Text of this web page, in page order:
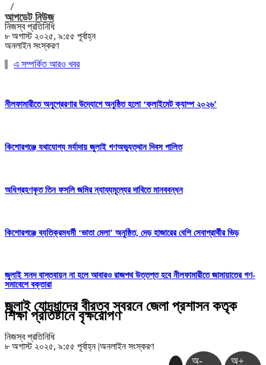
/
আপডেট নিউজ
নিজস্ব প্রতিনিধি
৮ অগাস্ট ২০২৫, ৯:৫৫ পূর্বাহ্ন
অনলাইন সংস্করণ
এ সম্পর্কিত আরও খবর
নীলফামারীতে অনুপ্রেরণার উদ্যোগে অনুষ্ঠিত হলো ‘ক্লাইমেট ক্যাম্প ২০২৬’
কিশোরগঞ্জে যথাযোগ্য মর্যাদায় জুলাই গণঅভ্যুত্থান দিবস পালিত
অধিগ্রহণকৃত তিন ফসলি জমির ন্যায্যমূল্যের দাবিতে মানববন্ধন
কিশোরগঞ্জে ব্যতিক্রমধর্মী ‘ভাতা মেলা’ অনুষ্ঠিত, দেড় হাজারের বেশি সেবাপ্রার্থীর ভিড়
জুলাই সনদ বাস্তবায়ন না হলে আবারও রাজপথ উত্তপ্ত হবে নীলফামারীতে জামায়াতের গণ-
সমাবেশে বক্তারা
জুলাই যোদ্ধাদের বীরত্ব স্বরনে জেলা প্রশাসন কতৃক
শিক্ষা প্রতিষ্টানে বৃক্ষরোপণ
নিজস্ব প্রতিনিধি
৮ অগাস্ট ২০২৫, ৯:৫৫ পূর্বাহ্ন |অনলাইন সংস্করণ
অ- অ+